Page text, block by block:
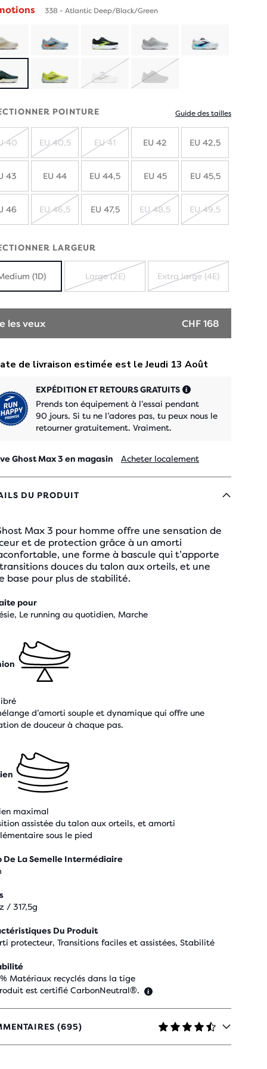
338 - Atlantic Deep/Black/Green
ÉPUISÉ ÉPUISÉ
POINTURE Guide des tailles
ÉPUISÉ
40
ÉPUISÉ
EU 40,5 EU 41 EU 42 EU 42,5
43 EU 44 EU 44,5 EU 45 EU 45,5
46 EU 46,5 EU 47,5
ÉPUISÉ
EU 48,5 EU 49,5
LARGEUR
(1D) Large (2E) Extra large (4E)
les veux CHF 168
EXPÉDITION ET RETOURS GRATUITS
Prends ton équipement à l’essai pendant
90 jours. Si tu ne l’adores pas, tu peux nous le
retourner gratuitement. Vraiment.
Ghost Max 3 en magasin Acheter localement
DU PRODUIT
Max 3 pour homme offre une sensation de
et de protection grâce à un amorti
une forme à bascule qui t’apporte
douces du talon aux orteils, et une
base pour plus de stabilité.
pour
Le running au quotidien, Marche
d’amorti souple et dynamique qui offre une
de douceur à chaque pas.
maximal
assistée du talon aux orteils, et amorti
sous le pied
De La Semelle Intermédiaire
/ 317,5g
Du Produit
protecteur, Transitions faciles et assistées, Stabilité
Matériaux recyclés dans la tige
est certifié CarbonNeutral®.
(695)